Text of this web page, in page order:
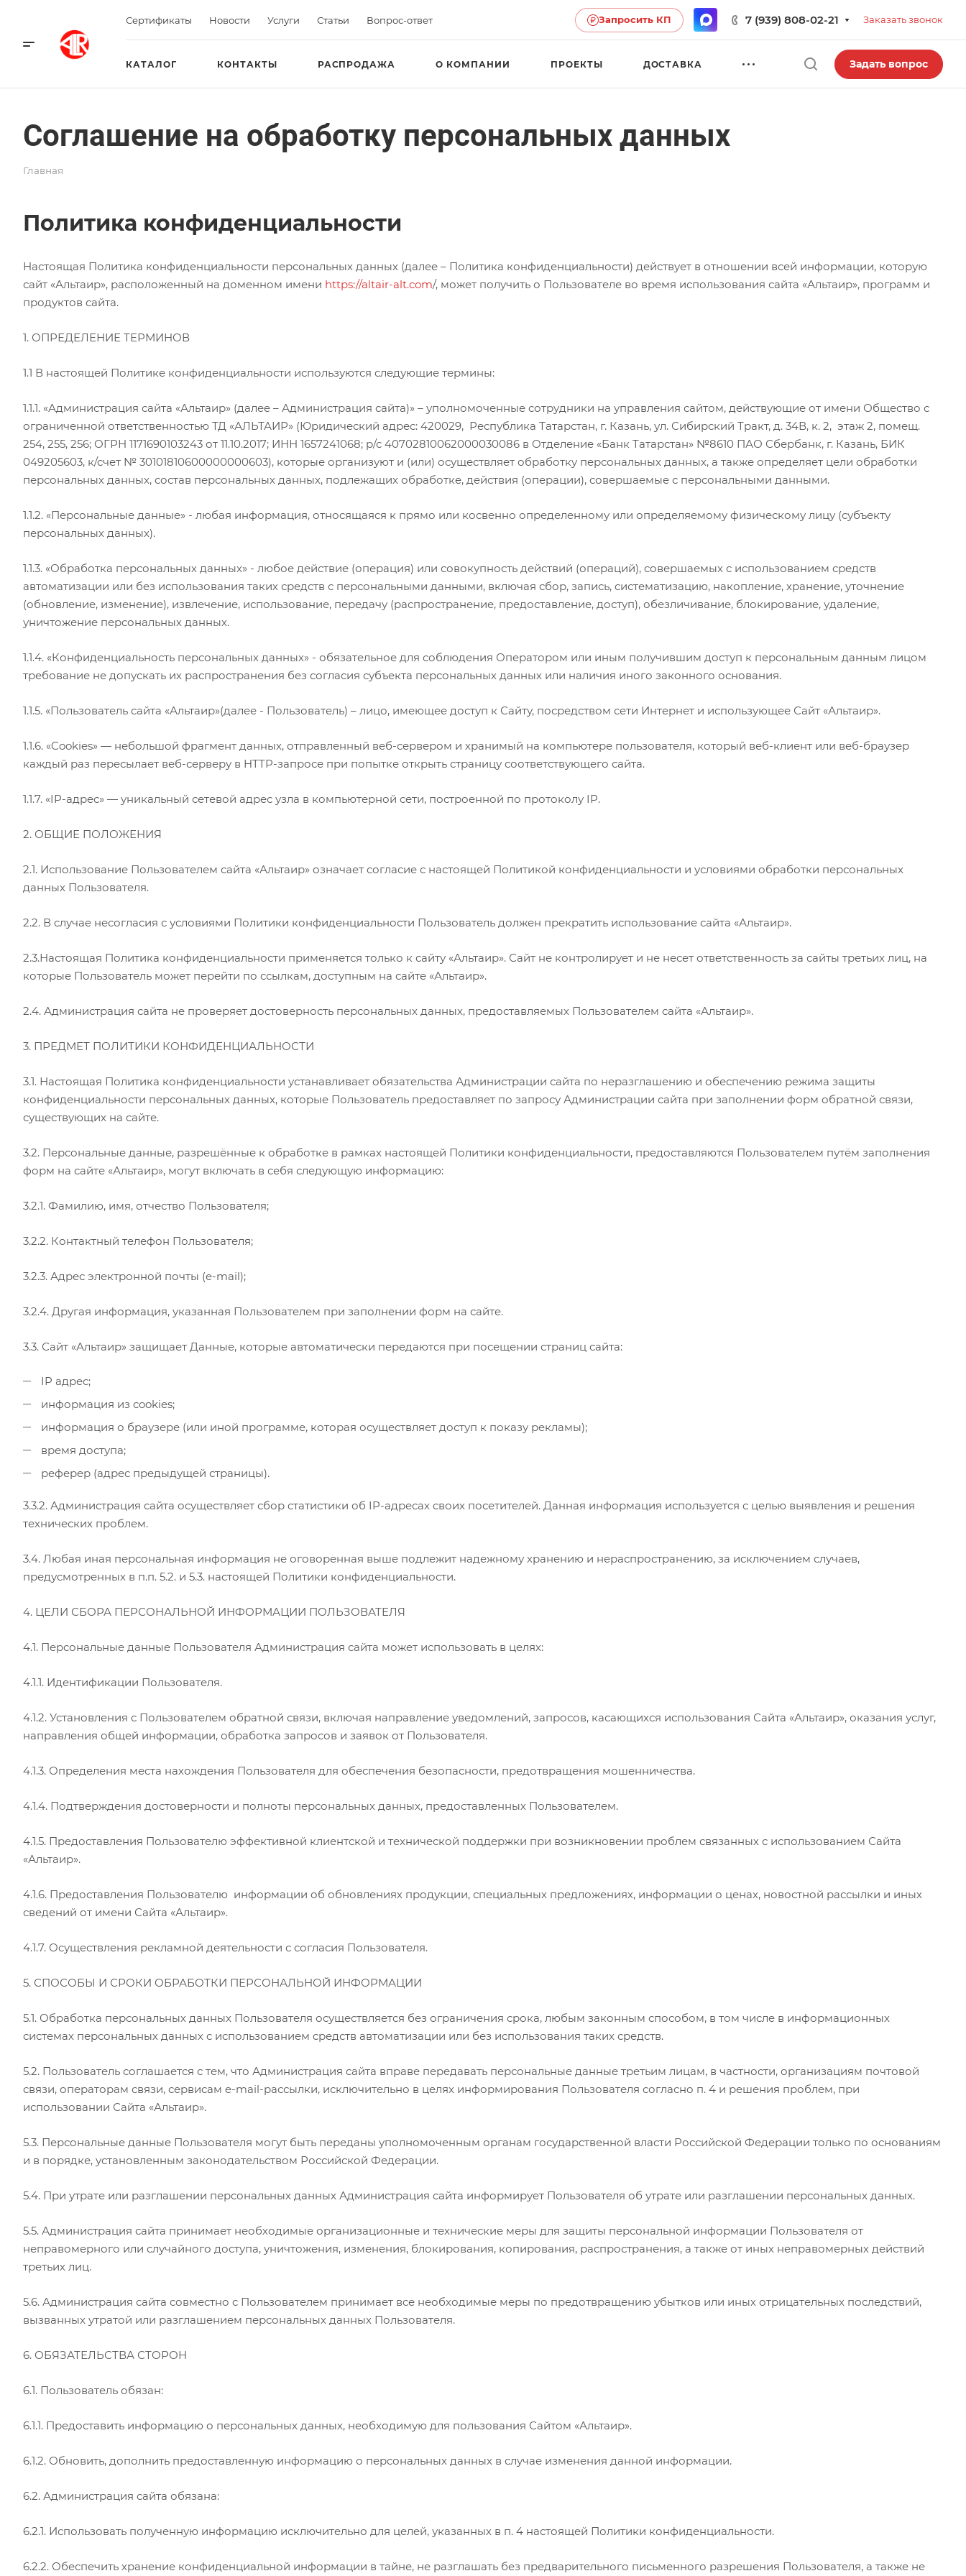
Сертификаты Новости Услуги Статьи Вопрос-ответ Запросить КП 7 (939) 808-02-21 Заказать звонок
КАТАЛОГ КОНТАКТЫ РАСПРОДАЖА О КОМПАНИИ ПРОЕКТЫ ДОСТАВКА Задать вопрос
Соглашение на обработку персональных данных
Главная
Политика конфиденциальности
Настоящая Политика конфиденциальности персональных данных (далее – Политика конфиденциальности) действует в отношении всей информации, которую
сайт «Альтаир», расположенный на доменном имени https://altair-alt.com/, может получить о Пользователе во время использования сайта «Альтаир», программ и
продуктов сайта.
1. ОПРЕДЕЛЕНИЕ ТЕРМИНОВ
1.1 В настоящей Политике конфиденциальности используются следующие термины:
1.1.1. «Администрация сайта «Альтаир» (далее – Администрация сайта)» – уполномоченные сотрудники на управления сайтом, действующие от имени Общество с
ограниченной ответственностью ТД «АЛЬТАИР» (Юридический адрес: 420029, Республика Татарстан, г. Казань, ул. Сибирский Тракт, д. 34В, к. 2, этаж 2, помещ.
254, 255, 256; ОГРН 1171690103243 от 11.10.2017; ИНН 1657241068; р/с 40702810062000030086 в Отделение «Банк Татарстан» №8610 ПАО Сбербанк, г. Казань, БИК
049205603, к/счет № 30101810600000000603), которые организуют и (или) осуществляет обработку персональных данных, а также определяет цели обработки
персональных данных, состав персональных данных, подлежащих обработке, действия (операции), совершаемые с персональными данными.
1.1.2. «Персональные данные» - любая информация, относящаяся к прямо или косвенно определенному или определяемому физическому лицу (субъекту
персональных данных).
1.1.3. «Обработка персональных данных» - любое действие (операция) или совокупность действий (операций), совершаемых с использованием средств
автоматизации или без использования таких средств с персональными данными, включая сбор, запись, систематизацию, накопление, хранение, уточнение
(обновление, изменение), извлечение, использование, передачу (распространение, предоставление, доступ), обезличивание, блокирование, удаление,
уничтожение персональных данных.
1.1.4. «Конфиденциальность персональных данных» - обязательное для соблюдения Оператором или иным получившим доступ к персональным данным лицом
требование не допускать их распространения без согласия субъекта персональных данных или наличия иного законного основания.
1.1.5. «Пользователь сайта «Альтаир»(далее - Пользователь) – лицо, имеющее доступ к Сайту, посредством сети Интернет и использующее Сайт «Альтаир».
1.1.6. «Cookies» — небольшой фрагмент данных, отправленный веб-сервером и хранимый на компьютере пользователя, который веб-клиент или веб-браузер
каждый раз пересылает веб-серверу в HTTP-запросе при попытке открыть страницу соответствующего сайта.
1.1.7. «IP-адрес» — уникальный сетевой адрес узла в компьютерной сети, построенной по протоколу IP.
2. ОБЩИЕ ПОЛОЖЕНИЯ
2.1. Использование Пользователем сайта «Альтаир» означает согласие с настоящей Политикой конфиденциальности и условиями обработки персональных
данных Пользователя.
2.2. В случае несогласия с условиями Политики конфиденциальности Пользователь должен прекратить использование сайта «Альтаир».
2.3.Настоящая Политика конфиденциальности применяется только к сайту «Альтаир». Сайт не контролирует и не несет ответственность за сайты третьих лиц, на
которые Пользователь может перейти по ссылкам, доступным на сайте «Альтаир».
2.4. Администрация сайта не проверяет достоверность персональных данных, предоставляемых Пользователем сайта «Альтаир».
3. ПРЕДМЕТ ПОЛИТИКИ КОНФИДЕНЦИАЛЬНОСТИ
3.1. Настоящая Политика конфиденциальности устанавливает обязательства Администрации сайта по неразглашению и обеспечению режима защиты
конфиденциальности персональных данных, которые Пользователь предоставляет по запросу Администрации сайта при заполнении форм обратной связи,
существующих на сайте.
3.2. Персональные данные, разрешённые к обработке в рамках настоящей Политики конфиденциальности, предоставляются Пользователем путём заполнения
форм на сайте «Альтаир», могут включать в себя следующую информацию:
3.2.1. Фамилию, имя, отчество Пользователя;
3.2.2. Контактный телефон Пользователя;
3.2.3. Адрес электронной почты (e-mail);
3.2.4. Другая информация, указанная Пользователем при заполнении форм на сайте.
3.3. Сайт «Альтаир» защищает Данные, которые автоматически передаются при посещении страниц сайта:
IP адрес;
информация из cookies;
информация о браузере (или иной программе, которая осуществляет доступ к показу рекламы);
время доступа;
реферер (адрес предыдущей страницы).
3.3.2. Администрация сайта осуществляет сбор статистики об IP-адресах своих посетителей. Данная информация используется с целью выявления и решения
технических проблем.
3.4. Любая иная персональная информация не оговоренная выше подлежит надежному хранению и нераспространению, за исключением случаев,
предусмотренных в п.п. 5.2. и 5.3. настоящей Политики конфиденциальности.
4. ЦЕЛИ СБОРА ПЕРСОНАЛЬНОЙ ИНФОРМАЦИИ ПОЛЬЗОВАТЕЛЯ
4.1. Персональные данные Пользователя Администрация сайта может использовать в целях:
4.1.1. Идентификации Пользователя.
4.1.2. Установления с Пользователем обратной связи, включая направление уведомлений, запросов, касающихся использования Сайта «Альтаир», оказания услуг,
направления общей информации, обработка запросов и заявок от Пользователя.
4.1.3. Определения места нахождения Пользователя для обеспечения безопасности, предотвращения мошенничества.
4.1.4. Подтверждения достоверности и полноты персональных данных, предоставленных Пользователем.
4.1.5. Предоставления Пользователю эффективной клиентской и технической поддержки при возникновении проблем связанных с использованием Сайта
«Альтаир».
4.1.6. Предоставления Пользователю информации об обновлениях продукции, специальных предложениях, информации о ценах, новостной рассылки и иных
сведений от имени Сайта «Альтаир».
4.1.7. Осуществления рекламной деятельности с согласия Пользователя.
5. СПОСОБЫ И СРОКИ ОБРАБОТКИ ПЕРСОНАЛЬНОЙ ИНФОРМАЦИИ
5.1. Обработка персональных данных Пользователя осуществляется без ограничения срока, любым законным способом, в том числе в информационных
системах персональных данных с использованием средств автоматизации или без использования таких средств.
5.2. Пользователь соглашается с тем, что Администрация сайта вправе передавать персональные данные третьим лицам, в частности, организациям почтовой
связи, операторам связи, сервисам e-mail-рассылки, исключительно в целях информирования Пользователя согласно п. 4 и решения проблем, при
использовании Сайта «Альтаир».
5.3. Персональные данные Пользователя могут быть переданы уполномоченным органам государственной власти Российской Федерации только по основаниям
и в порядке, установленным законодательством Российской Федерации.
5.4. При утрате или разглашении персональных данных Администрация сайта информирует Пользователя об утрате или разглашении персональных данных.
5.5. Администрация сайта принимает необходимые организационные и технические меры для защиты персональной информации Пользователя от
неправомерного или случайного доступа, уничтожения, изменения, блокирования, копирования, распространения, а также от иных неправомерных действий
третьих лиц.
5.6. Администрация сайта совместно с Пользователем принимает все необходимые меры по предотвращению убытков или иных отрицательных последствий,
вызванных утратой или разглашением персональных данных Пользователя.
6. ОБЯЗАТЕЛЬСТВА СТОРОН
6.1. Пользователь обязан:
6.1.1. Предоставить информацию о персональных данных, необходимую для пользования Сайтом «Альтаир».
6.1.2. Обновить, дополнить предоставленную информацию о персональных данных в случае изменения данной информации.
6.2. Администрация сайта обязана:
6.2.1. Использовать полученную информацию исключительно для целей, указанных в п. 4 настоящей Политики конфиденциальности.
6.2.2. Обеспечить хранение конфиденциальной информации в тайне, не разглашать без предварительного письменного разрешения Пользователя, а также не